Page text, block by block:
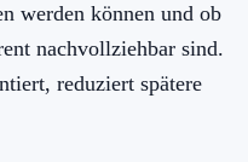
werden können und ob
nachvollziehbar sind.
reduziert spätere